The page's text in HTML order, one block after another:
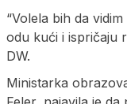
“Volela bih da
odu kući i ispričaju
DW.
Ministarka